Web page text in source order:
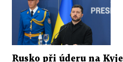
Rusko při úderu na